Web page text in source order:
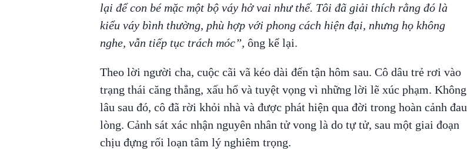
lại để con bé mặc một bộ váy hở vai như thế. Tôi đã giải thích rằng đó là
kiểu váy bình thường, phù hợp với phong cách hiện đại, nhưng họ không
nghe, vẫn tiếp tục trách móc”, ông kể lại.
Theo lời người cha, cuộc cãi vã kéo dài đến tận hôm sau. Cô dâu trẻ rơi vào
trạng thái căng thẳng, xấu hổ và tuyệt vọng vì những lời lẽ xúc phạm. Không
lâu sau đó, cô đã rời khỏi nhà và được phát hiện qua đời trong hoàn cảnh đau
lòng. Cảnh sát xác nhận nguyên nhân tử vong là do tự tử, sau một giai đoạn
chịu đựng rối loạn tâm lý nghiêm trọng.